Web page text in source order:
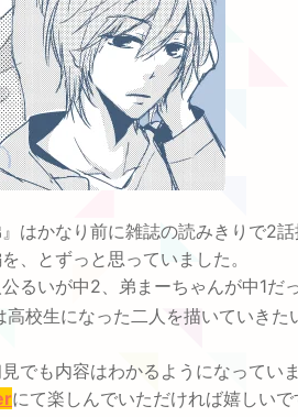
』はかなり前に雑誌の読みきりで2
、とずっと思っていました。
るいが中2、弟まーちゃんが中1だ
校生になった二人を描いていきた
でも内容はわかるようになってい
にて楽しんでいただければ嬉しいで